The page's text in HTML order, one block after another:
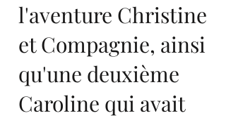
l'aventure Christine
et Compagnie, ainsi
qu'une deuxième
Caroline qui avait